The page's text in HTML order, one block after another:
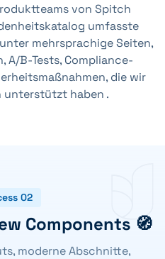
von Spitch
umfasste
mehrsprachige Seiten,
B-Tests, Compliance-
die wir
haben .
02
Components 🧭
moderne Abschnitte,